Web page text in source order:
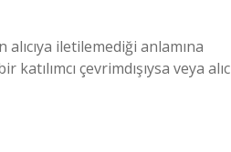
iletilemediği anlamına
çevrimdışıysa veya